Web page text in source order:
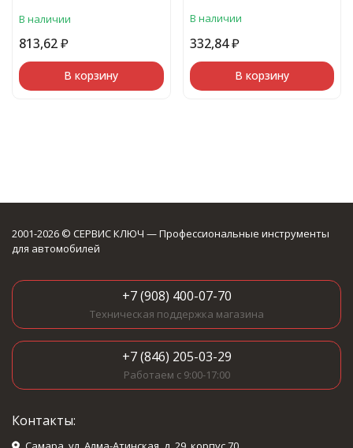
В наличии
813,62₽
В корзину
В наличии
332,84 ₽
В корзину
2001-2026 © СЕРВИС КЛЮЧ — Профессиональные инструменты
для автомобилей
+7 (908) 400-07-70
Техническая поддержка магазина
+7 (846) 205-03-29
Работаем с 9:00-17:00
Контакты: